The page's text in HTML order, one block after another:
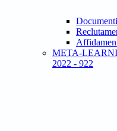
META-
2022 - 922